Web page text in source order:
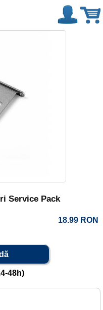
Service Pack
18.99 RON
48h)